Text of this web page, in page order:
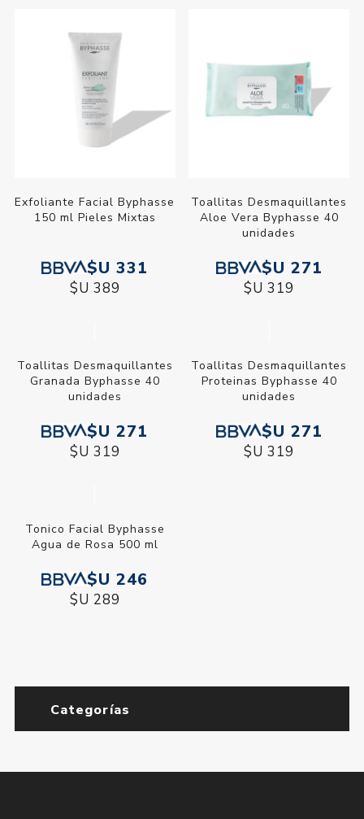
Exfoliante Facial Byphasse
150 ml Pieles Mixtas
$U 331
$U 389
Toallitas Desmaquillantes
Aloe Vera Byphasse 40
unidades
$U 271
$U 319
Toallitas Desmaquillantes
Granada Byphasse 40
unidades
$U 271
$U 319
Toallitas Desmaquillantes
Proteinas Byphasse 40
unidades
$U 271
$U 319
Tonico Facial Byphasse
Agua de Rosa 500 ml
$U 246
$U 289
Categorías